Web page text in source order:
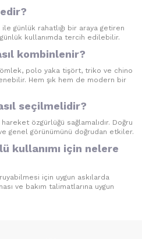
ile günlük rahatlığı bir araya getiren
kullanımda tercih edilebilir.
kombinlenir?
polo yaka tişört, triko ve chino
Hem şık hem de modern bir
seçilmelidir?
özgürlüğü sağlamalıdır. Doğru
genel görünümünü doğrudan etkiler.
kullanımı için nelere
için uygun askılarda
ve bakım talimatlarına uygun